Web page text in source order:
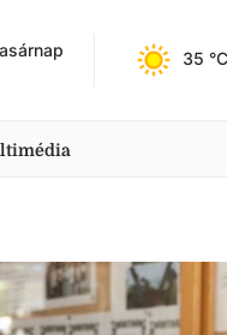
35 °C